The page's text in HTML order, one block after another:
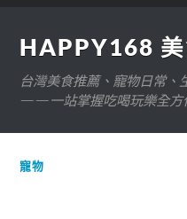
HAPPY168
台灣美食推薦、寵物日常、
——一站掌握吃喝玩樂全方
寵物